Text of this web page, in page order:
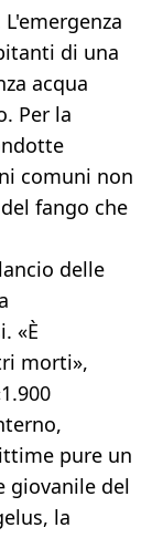
di una
acqua
Per la
comuni non
fango che
delle
«È
morti»,
pure un
giovanile del
la